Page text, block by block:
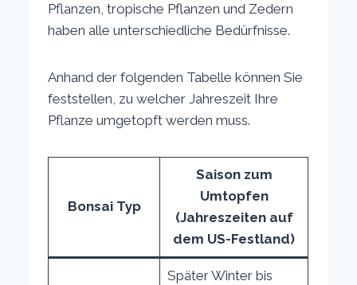
Pflanzen, tropische Pflanzen und Zedern
haben alle unterschiedliche Bedürfnisse.
Anhand der folgenden Tabelle können Sie
feststellen, zu welcher Jahreszeit Ihre
Pflanze umgetopft werden muss.
Bonsai Typ
Saison zum
Umtopfen
(Jahreszeiten auf
dem US-Festland)
Später Winter bis